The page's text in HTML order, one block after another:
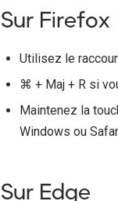
Sur Firefox
Utilisez le
⌘ + Maj + R si
Maintenez la
Windows ou
Sur Edge